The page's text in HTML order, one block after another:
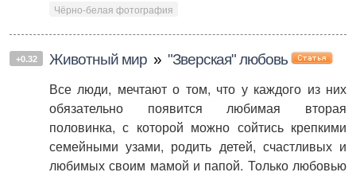
Чёрно-белая фотография
+0.32 Животный мир » "Зверская" любовь
Все люди, мечтают о том, что у каждого из них
обязательно появится любимая вторая
половинка, с которой можно сойтись крепкими
семейными узами, родить детей, счастливых и
любимых своим мамой и папой. Только любовью